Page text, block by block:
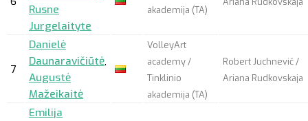
Rusne
Jurgelaityte
akademija (TA)
7
Danielė
Daunaravičiūtė,
Augustė
Mažeikaitė
VolleyArt
academy /
Tinklinio
akademija (TA)
Robert Juchnevič /
Ariana Rudkovskaja
Emilija